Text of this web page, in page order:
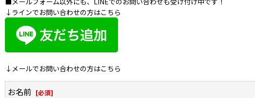
↓ラインでお問い合わせの方はこちら
↓メールでお問い合わせの方はこちら
お名前 [必須]